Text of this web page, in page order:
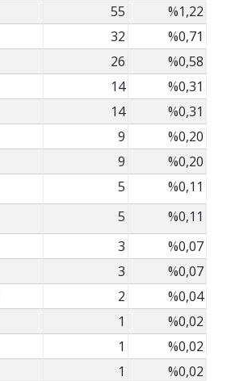
55
%1,22
32
%0,71
26
%0,58
14
%0,31
14
%0,31
9
%0,20
9
%0,20
5
%0,11
5
%0,11
3
%0,07
3
%0,07
2
%0,04
1
%0,02
1
%0,02
1
%0,02